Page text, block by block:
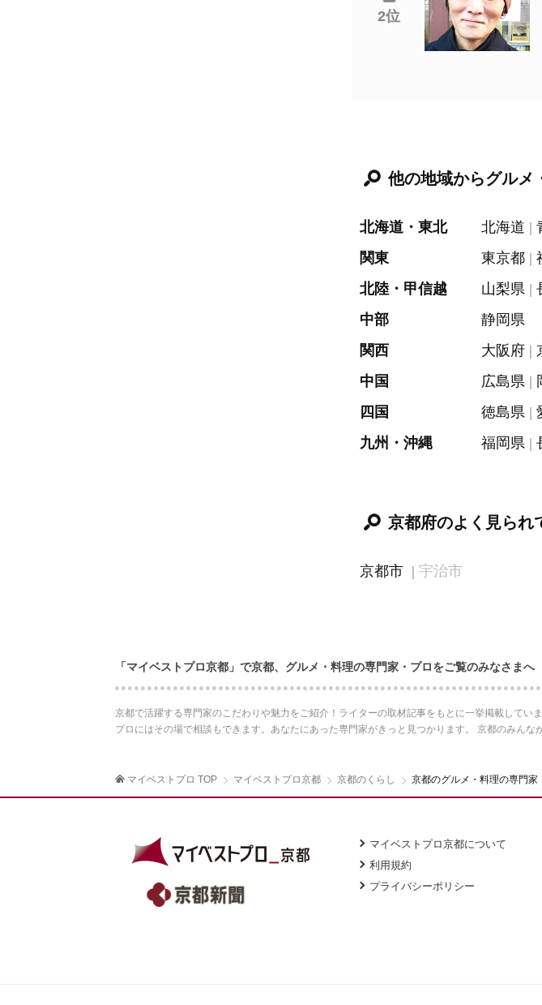
2位
他の地域からグルメ
北海道・東北 北海道
関東
東京都
北陸・甲信越
山梨県
中部
静岡県
関西
大阪府
中国
広島県
四国
徳島県
九州・沖縄
福岡県
京都府のよく見られ
京都市 宇治市
「マイベストプロ京都」で京都、グルメ・料理の専門家・プロをご覧のみなさまへ
京都で活躍する専門家のこだわりや魅力をご紹介！ライターの取材記事をもとに一挙掲載して
プロにはその場で相談もできます。あなたにあった専門家がきっと見つかります。 京都のみんな
マイベストプロ TOP マイベストプロ京都 京都のくらし 京都のグルメ・料理の専門家
マイベストプロ京都について
利用規約
プライバシーポリシー